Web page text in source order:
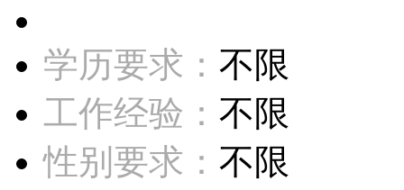
学历要求： 不限
工作经验： 不限
性别要求： 不限